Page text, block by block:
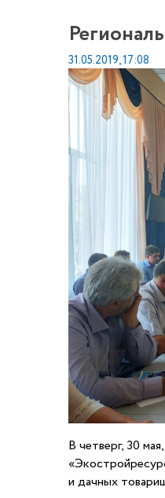
31.05.2019, 17:08
В четверг, 30
«
и дачных